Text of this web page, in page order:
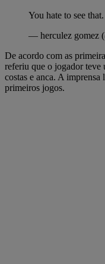
You hate to see that.
— herculez gomez
De acordo com as
referiu que o jogador teve
costas e anca. A
primeiros jogos.